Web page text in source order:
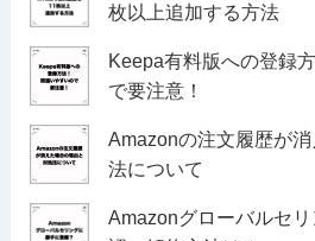
枚以上追加する方法
Keepa有料版への登録
で要注意！
Amazonの注文履歴が
法について
Amazonグローバルセ